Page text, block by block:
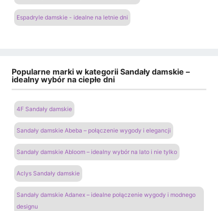
Espadryle damskie - idealne na letnie dni
Popularne marki w kategorii Sandały damskie –
idealny wybór na ciepłe dni
4F Sandały damskie
Sandały damskie Abeba – połączenie wygody i elegancji
Sandały damskie Abloom – idealny wybór na lato i nie tylko
Aclys Sandały damskie
Sandały damskie Adanex – idealne połączenie wygody i modnego
designu